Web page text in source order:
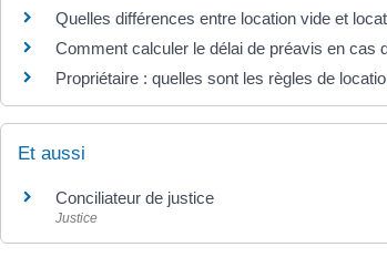
Quelles différences entre location vide et
Comment calculer le délai de préavis en cas
Propriétaire : quelles sont les règles de
Et aussi
Conciliateur de justice
Justice